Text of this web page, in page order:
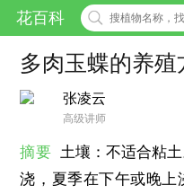
花百科
多肉玉蝶的养殖
张凌云
高级讲师
摘要 土壤：不适合粘
浇，夏季在下午或晚上